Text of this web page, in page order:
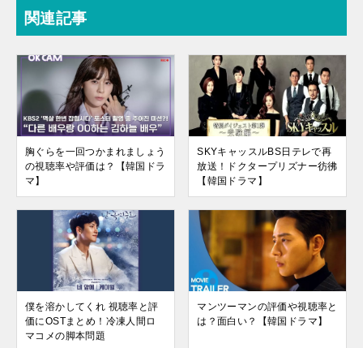
関連記事
胸ぐらを一回つかまれましょう
の視聴率や評価は？【韓国ドラ
マ】
SKYキャッスルBS日テレで再
放送！ドクタープリズナー彷彿
【韓国ドラマ】
僕を溶かしてくれ 視聴率と評
価にOSTまとめ！冷凍人間ロ
マコメの脚本問題
マンツーマンの評価や視聴率と
は？面白い？【韓国ドラマ】